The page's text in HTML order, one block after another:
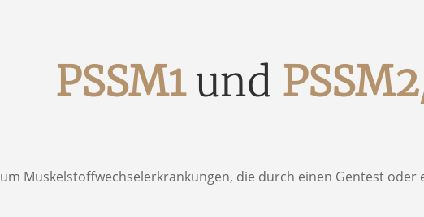
PSSM1 und
Muskelstoffwechselerkrankungen, die durch einen Gentest oder